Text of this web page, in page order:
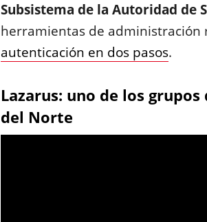
Subsistema de la Autoridad de
herramientas de administración
autenticación en dos pasos.
Lazarus: uno de los
del Norte